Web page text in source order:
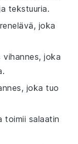
tekstuuria.
joka
vihannes, joka
joka tuo
toimii salaatin